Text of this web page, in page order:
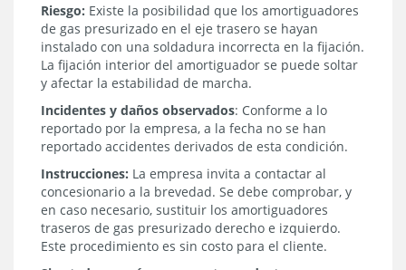
Riesgo: Existe la posibilidad que los amortiguadores
de gas presurizado en el eje trasero se hayan
instalado con una soldadura incorrecta en la fijación.
La fijación interior del amortiguador se puede soltar
y afectar la estabilidad de marcha.
Incidentes y daños observados: Conforme a lo
reportado por la empresa, a la fecha no se han
reportado accidentes derivados de esta condición.
Instrucciones: La empresa invita a contactar al
concesionario a la brevedad. Se debe comprobar, y
en caso necesario, sustituir los amortiguadores
traseros de gas presurizado derecho e izquierdo.
Este procedimiento es sin costo para el cliente.